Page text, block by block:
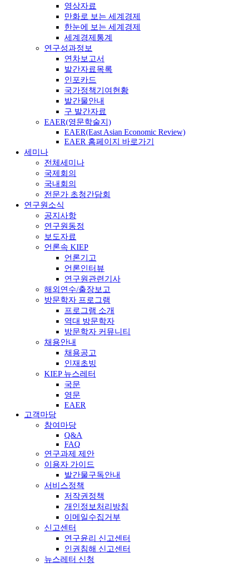
영상자료
만화로 보는 세계경제
한눈에 보는 세계경제
세계경제통계
연구성과정보
연차보고서
발간자료목록
인포카드
국가정책기여현황
발간물안내
구 발간자료
EAER(영문학술지)
EAER(East Asian Economic Review)
EAER 홈페이지 바로가기
세미나
전체세미나
국제회의
국내회의
전문가 초청간담회
연구원소식
공지사항
연구원동정
보도자료
언론속 KIEP
언론기고
언론인터뷰
연구원관련기사
해외연수/출장보고
방문학자 프로그램
프로그램 소개
역대 방문학자
방문학자 커뮤니티
채용안내
채용공고
인재초빙
KIEP 뉴스레터
국문
영문
EAER
고객마당
참여마당
Q&A
FAQ
연구과제 제안
이용자 가이드
발간물구독안내
서비스정책
저작권정책
개인정보처리방침
이메일수집거부
신고센터
연구윤리 신고센터
인권침해 신고센터
뉴스레터 신청